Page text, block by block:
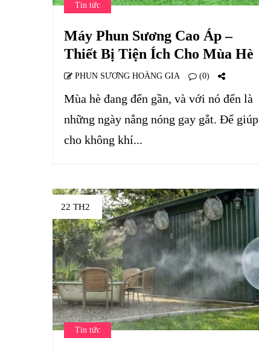
Tin tức
Máy Phun Sương Cao Áp –
Thiết Bị Tiện Ích Cho Mùa Hè
PHUN SƯƠNG HOÀNG GIA (0)
Mùa hè đang đến gần, và với nó đến là
những ngày nắng nóng gay gắt. Để giúp
cho không khí...
22 TH2
Tin tức